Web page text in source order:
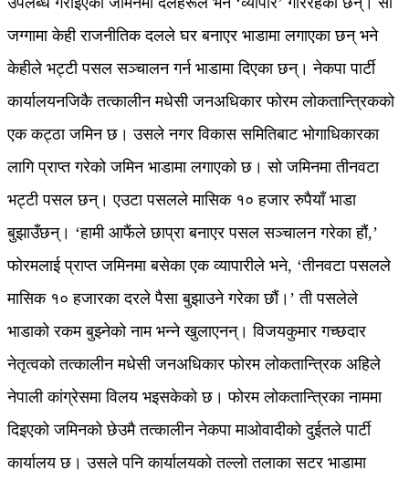
जग्गामा केही राजनीतिक दलले घर बनाएर भाडामा लगाएका छन् भने
केहीले भट्टी पसल सञ्चालन गर्न भाडामा दिएका छन्। नेकपा पार्टी
कार्यालयनजिकै तत्कालीन मधेसी जनअधिकार फोरम लोकतान्त्रिकको
एक कट्ठा जमिन छ। उसले नगर विकास समितिबाट भोगाधिकारका
लागि प्राप्त गरेको जमिन भाडामा लगाएको छ। सो जमिनमा तीनवटा
भट्टी पसल छन्। एउटा पसलले मासिक १० हजार रुपैयाँ भाडा
बुझाउँछन्। ‘हामी आफैंले छाप्रा बनाएर पसल सञ्चालन गरेका हौं,’
फोरमलाई प्राप्त जमिनमा बसेका एक व्यापारीले भने, ‘तीनवटा पसलले
मासिक १० हजारका दरले पैसा बुझाउने गरेका छौं।’ ती पसलेले
भाडाको रकम बुझ्नेको नाम भन्ने खुलाएनन्। विजयकुमार गच्छदार
नेतृत्वको तत्कालीन मधेसी जनअधिकार फोरम लोकतान्त्रिक अहिले
नेपाली कांग्रेसमा विलय भइसकेको छ। फोरम लोकतान्त्रिका नाममा
दिइएको जमिनको छेउमै तत्कालीन नेकपा माओवादीको दुईतले पार्टी
कार्यालय छ। उसले पनि कार्यालयको तल्लो तलाका सटर भाडामा